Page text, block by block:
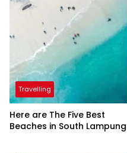
Travelling
Here are The Five Best
Beaches in South Lampung